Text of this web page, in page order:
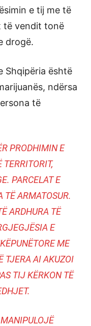
e tij me të
të vendit tonë
drogë.
Shqipëria është
ndërsa
të
PRODHIMIN E
PARCELAT E
TË ARMATOSUR.
ARDHURA TË
E
ME
TJERA AI AKUZOI
TIJ KËRKON TË